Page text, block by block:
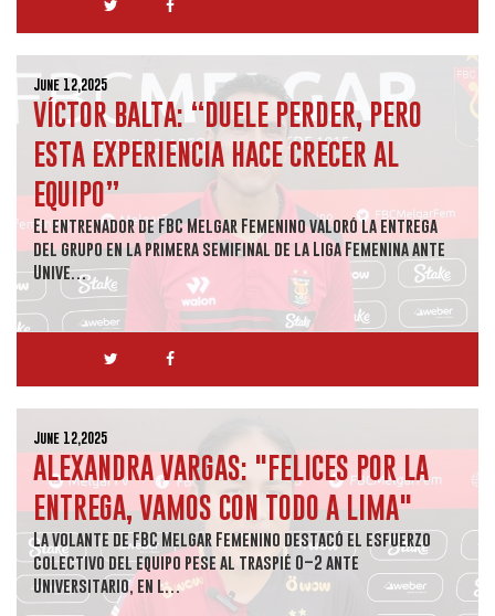
June 12,2025
VÍCTOR BALTA: “DUELE PERDER, PERO
ESTA EXPERIENCIA HACE CRECER AL
EQUIPO”
El entrenador de FBC Melgar Femenino valoró la entrega
del grupo en la primera semifinal de la Liga Femenina ante
Unive…
June 12,2025
ALEXANDRA VARGAS: "FELICES POR LA
ENTREGA, VAMOS CON TODO A LIMA"
La volante de FBC Melgar Femenino destacó el esfuerzo
colectivo del equipo pese al traspié 0–2 ante
Universitario, en l…